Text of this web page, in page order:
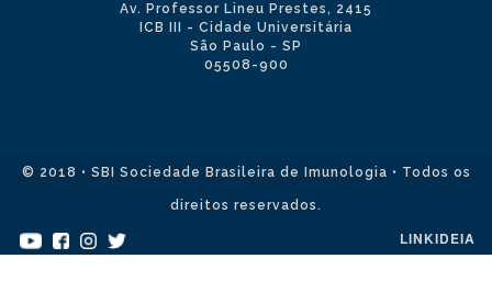
Av. Professor Lineu Prestes, 2415
ICB III - Cidade Universitária
São Paulo - SP
05508-900
© 2018 • SBI Sociedade Brasileira de Imunologia • Todos os
direitos reservados.
LINKIDEIA